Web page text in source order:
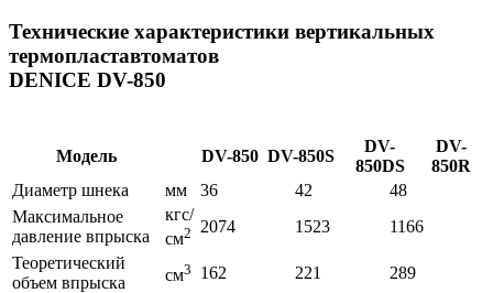
Технические характеристики вертикальных
термопластавтоматов
DENICE DV-850
Модель DV-850 DV-850S
DV-
850DS
DV-
850R
Диаметр шнека
мм 36 42
48
Максимальное
давление впрыска
кгс/
см2 2074 1523
1166
Теоретический
объем впрыска
см3 162 221
289